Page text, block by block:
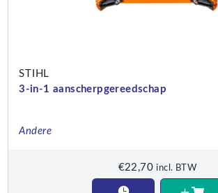
STIHL
3-in-1 aanscherpgereedschap
Andere
€22,70 incl. BTW